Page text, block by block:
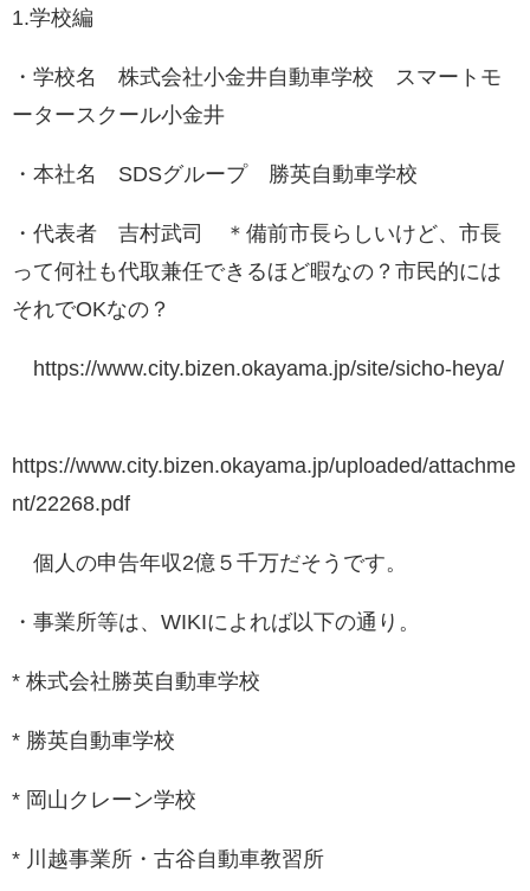
1.学校編
・学校名 株式会社小金井自動車学校 スマートモ
ータースクール小金井
・本社名 SDSグループ 勝英自動車学校
・代表者 吉村武司 ＊備前市長らしいけど、市長
って何社も代取兼任できるほど暇なの？市民的には
それでOKなの？
https://www.city.bizen.okayama.jp/site/sicho-heya/
https://www.city.bizen.okayama.jp/uploaded/attachme
nt/22268.pdf
個人の申告年収2億５千万だそうです。
・事業所等は、WIKIによれば以下の通り。
* 株式会社勝英自動車学校
* 勝英自動車学校
* 岡山クレーン学校
* 川越事業所・古谷自動車教習所